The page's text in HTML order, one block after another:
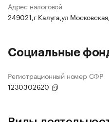
Адрес налоговой
249021,г Калуга,ул
Социальные
Регистрационный номер СФР
1230302620